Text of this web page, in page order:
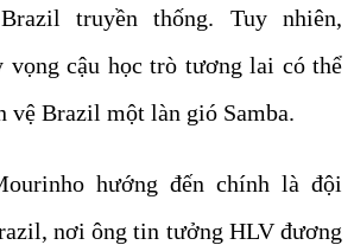
truyền thống. Tuy nhiên,
vọng cậu học trò tương lai có thể
vệ Brazil một làn gió Samba.
hướng đến chính là đội
nơi ông tin tưởng HLV đương